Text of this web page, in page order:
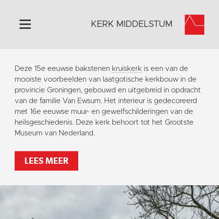
Home
Algemeen
Historie
Omgeving
Het Grootste Museum
Steun ons
KERK MIDDELSTUM
Deze 15e eeuwse bakstenen kruiskerk is een van de
mooiste voorbeelden van laatgotische kerkbouw in de
provincie Groningen, gebouwd en uitgebreid in opdracht
van de familie Van Ewsum. Het interieur is gedecoreerd
met 16e eeuwse muur- en gewelfschilderingen van de
heilsgeschiedenis. Deze kerk behoort tot het Grootste
Museum van Nederland.
LEES MEER